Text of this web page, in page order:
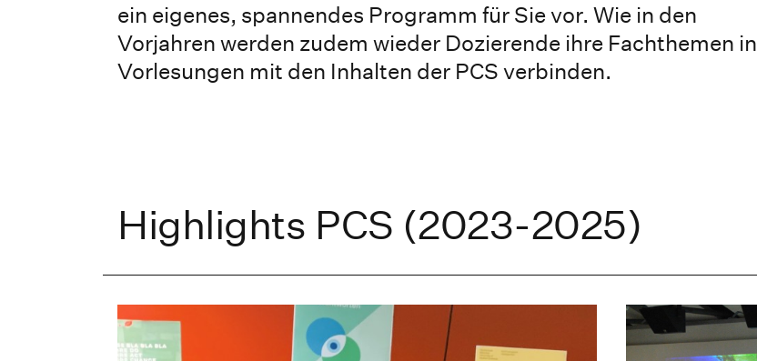
ein eigenes, spannendes Programm für Sie vor. Wie in den
Vorjahren werden zudem wieder Dozierende ihre Fachthemen in
Vorlesungen mit den Inhalten der PCS verbinden.
Highlights PCS (2023-2025)